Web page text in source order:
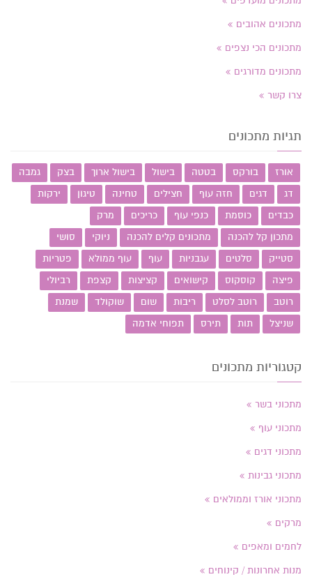
מתכונים אהובים
מתכונים הכי נצפים
מתכונים מדורגים
צרו קשר
תגיות מתכונים
אורז בורקס בטטה בישול בישול ארוך בצק
גמבה
דג
דגים חזה עוף חצילים טחינה טיגון
ירקות
כבדים
כוסמת כנפי עוף כריכים
מרק
מתכון קל להכנה
מתכונים קלים להכנה ניוקי
סושי
סטייק
סלטים עגבניות עוף עוף ממולא
פטריות
פיצה
קוסקוס קישואים קציצות קצפת
רביולי
רוטב
רוטב לסלט ריבות שום שוקולד
שמנת
שניצל
תות תירס תפוחי אדמה
קטגוריות מתכונים
מתכוני בשר
מתכוני עוף
מתכוני דגים
מתכוני גבינות
מתכוני אורז וממולאים
מרקים
לחמים ומאפים
מנות אחרונות / קינוחים